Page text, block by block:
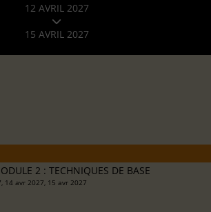
12 AVRIL 2027
15 AVRIL 2027
2 : TECHNIQUES DE BASE
14 avr 2027, 15 avr 2027